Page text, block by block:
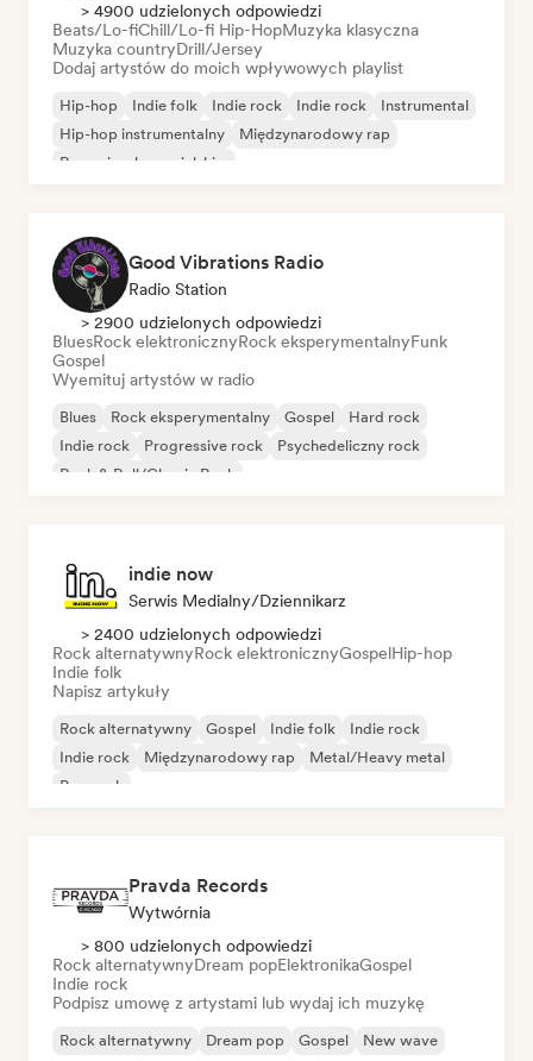
> 4900 udzielonych odpowiedzi
Beats/Lo-fiChill/Lo-fi Hip-HopMuzyka klasyczna
Muzyka countryDrill/Jersey
Dodaj artystów do moich wpływowych playlist
Hip-hop Indie folk Indie rock Indie rock
Instrumental
Hip-hop instrumentalny
Międzynarodowy rap
Rap w języku angielskim
Good Vibrations Radio
Radio Station
> 2900 udzielonych odpowiedzi
BluesRock elektronicznyRock eksperymentalnyFunk
Gospel
Wyemituj artystów w radio
Blues Rock eksperymentalny Gospel
Hard rock
Indie rock
Progressive rock
Psychedeliczny rock
Rock & Roll/Classic Rock
indie now
Serwis Medialny/Dziennikarz
> 2400 udzielonych odpowiedzi
Rock alternatywnyRock elektronicznyGospelHip-hop
Indie folk
Napisz artykuły
Rock alternatywny Gospel Indie folk
Indie rock
Indie rock
Międzynarodowy rap
Metal/Heavy metal
Pop rock
Pravda Records
Wytwórnia
> 800 udzielonych odpowiedzi
Rock alternatywnyDream popElektronikaGospel
Indie rock
Podpisz umowę z artystami lub wydaj ich muzykę
Rock alternatywny Dream pop Gospel
New wave